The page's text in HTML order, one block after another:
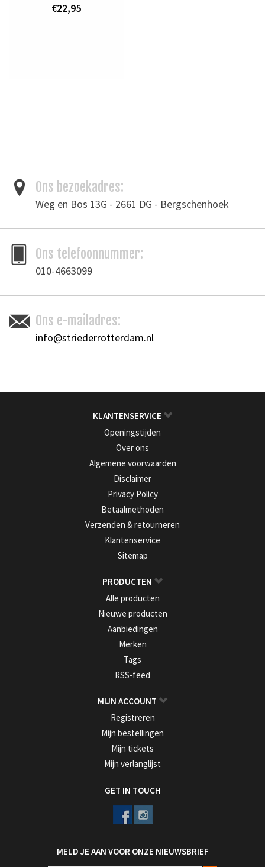
€22,95
Ons bezoekadres:
Weg en Bos 13G - 2661 DG - Bergschenhoek
Ons telefoonnummer:
010-4663099
Ons e-mailadres:
info@striederrotterdam.nl
KLANTENSERVICE
Openingstijden
Over ons
Algemene voorwaarden
Disclaimer
Privacy Policy
Betaalmethoden
Verzenden & retourneren
Klantenservice
Sitemap
PRODUCTEN
Alle producten
Nieuwe producten
Aanbiedingen
Merken
Tags
RSS-feed
MIJN ACCOUNT
Registreren
Mijn bestellingen
Mijn tickets
Mijn verlanglijst
GET IN TOUCH
MELD JE AAN VOOR ONZE NIEUWSBRIEF